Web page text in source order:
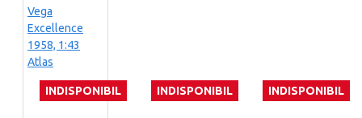
INDISPONIBIL INDISPONIBIL INDISPONIBIL